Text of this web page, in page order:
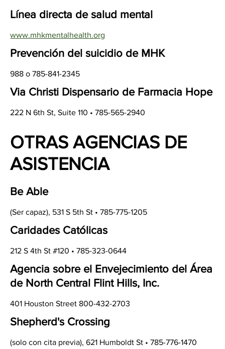
Línea directa de salud mental
www.mhkmentalhealth.org
Prevención del suicidio de MHK
988 o 785-841-2345
Via Christi Dispensario de Farmacia Hope
222 N 6th St, Suite 110 • 785-565-2940
OTRAS AGENCIAS DE
ASISTENCIA
Be Able
(Ser capaz), 531 S 5th St • 785-775-1205
Caridades Católicas
212 S 4th St #120 • 785-323-0644
Agencia sobre el Envejecimiento del Área
de North Central Flint Hills, Inc.
401 Houston Street 800-432-2703
Shepherd's Crossing
(solo con cita previa), 621 Humboldt St • 785-776-1470